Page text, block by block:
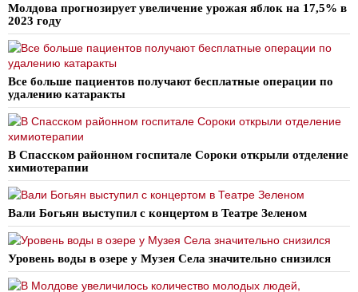
Молдова прогнозирует увеличение урожая яблок на 17,5% в
2023 году
Все больше пациентов получают бесплатные операции по
удалению катаракты
В Спасском районном госпитале Сороки открыли отделение
химиотерапии
Вали Богьян выступил с концертом в Театре Зеленом
Уровень воды в озере у Музея Села значительно снизился